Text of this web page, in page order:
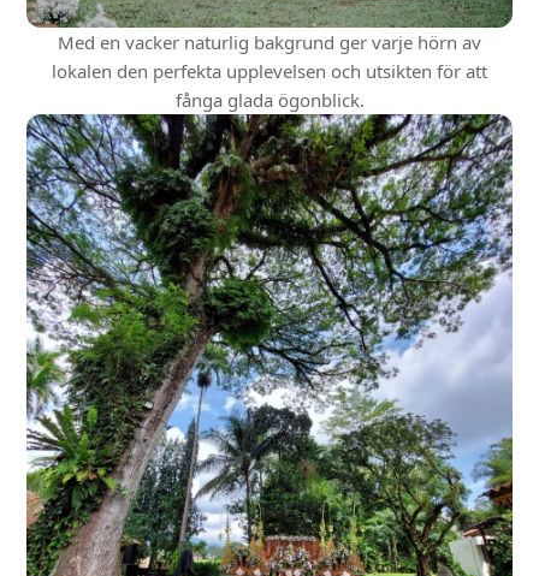
Med en vacker naturlig bakgrund ger varje hörn av
lokalen den perfekta upplevelsen och utsikten för att
fånga glada ögonblick.